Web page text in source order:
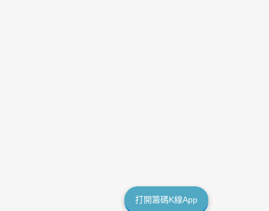
打開籌碼K線App